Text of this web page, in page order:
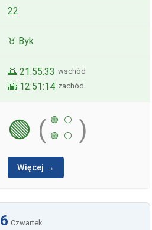
22
♉ Byk
🌅 21:55:33 wschód
🌇 12:51:14 zachód
🟢 ( 🟢
⚪
🟢
⚪ )
Więcej →
6 Czwartek